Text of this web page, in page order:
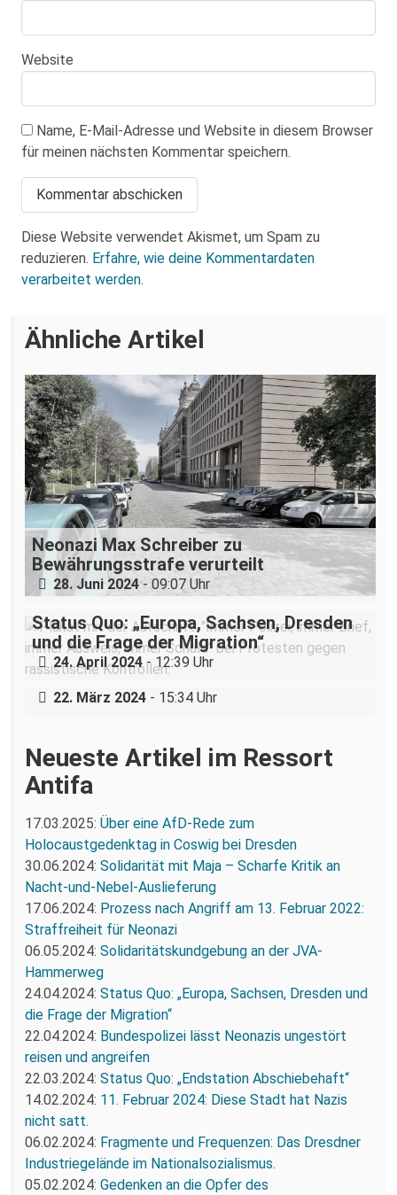
Website
Name, E-Mail-Adresse und Website in diesem Browser
für meinen nächsten Kommentar speichern.
Diese Website verwendet Akismet, um Spam zu
reduzieren. Erfahre, wie deine Kommentardaten
verarbeitet werden.
Ähnliche Artikel
Neonazi Max Schreiber zu
Bewährungsstrafe verurteilt
28. Juni 2024- 09:07 Uhr
Status Quo: „Europa, Sachsen, Dresden
und die Frage der Migration“
24. April 2024 - 12:39 Uhr
Status Quo: „Endstation Abschiebehaft“
22. März 2024 - 15:34 Uhr
Neueste Artikel im Ressort
Antifa
17.03.2025: Über eine AfD-Rede zum
Holocaustgedenktag in Coswig bei Dresden
30.06.2024: Solidarität mit Maja – Scharfe Kritik an
Nacht-und-Nebel-Auslieferung
17.06.2024: Prozess nach Angriff am 13. Februar 2022:
Straffreiheit für Neonazi
06.05.2024: Solidaritätskundgebung an der JVA-
Hammerweg
24.04.2024: Status Quo: „Europa, Sachsen, Dresden und
die Frage der Migration“
22.04.2024: Bundespolizei lässt Neonazis ungestört
reisen und angreifen
22.03.2024: Status Quo: „Endstation Abschiebehaft“
14.02.2024: 11. Februar 2024: Diese Stadt hat Nazis
nicht satt.
06.02.2024: Fragmente und Frequenzen: Das Dresdner
Industriegelände im Nationalsozialismus.
05.02.2024: Gedenken an die Opfer des